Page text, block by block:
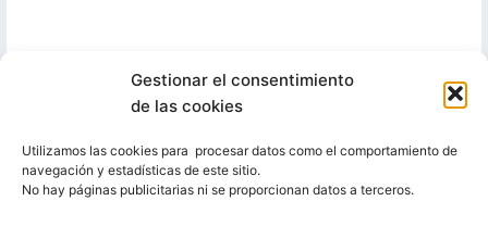
Gestionar el consentimiento
de las cookies
Utilizamos las cookies para procesar datos como el comportamiento de
navegación y estadísticas de este sitio.
No hay páginas publicitarias ni se proporcionan datos a terceros.
Facebook
YouTube
Bluesky
Telegram